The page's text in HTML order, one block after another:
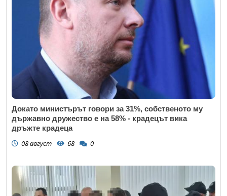
Докато министърът говори за 31%, собственото му
държавно дружество е на 58% - крадецът вика
дръжте крадеца
08 август 68 0